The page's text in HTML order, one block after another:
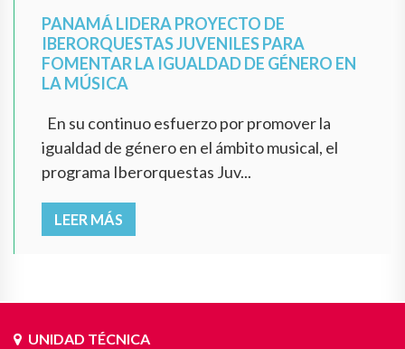
PANAMÁ LIDERA PROYECTO DE
IBERORQUESTAS JUVENILES PARA
FOMENTAR LA IGUALDAD DE GÉNERO EN
LA MÚSICA
En su continuo esfuerzo por promover la
igualdad de género en el ámbito musical, el
programa Iberorquestas Juv...
LEER MÁS
UNIDAD TÉCNICA